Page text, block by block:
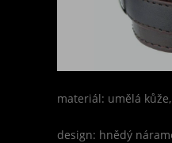
materiál: umělá
design: hnědý